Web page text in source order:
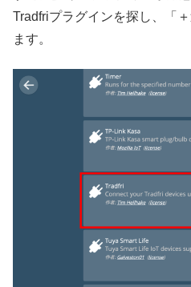
Tradfriプラグインを探し、「
ます。